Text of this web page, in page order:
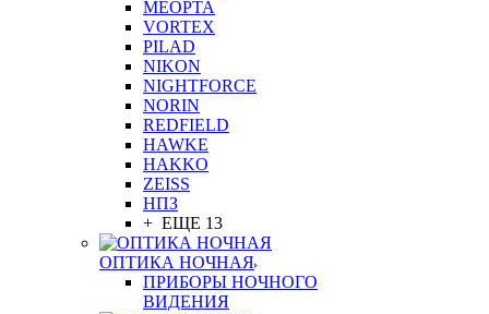
MEOPTA
VORTEX
PILAD
NIKON
NIGHTFORCE
NORIN
REDFIELD
HAWKE
HAKKO
ZEISS
НПЗ
+ ЕЩЕ 13
ОПТИКА НОЧНАЯ
ПРИБОРЫ НОЧНОГО
ВИДЕНИЯ